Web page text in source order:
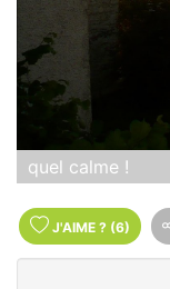
quel calme !
J'AIME ? (6)